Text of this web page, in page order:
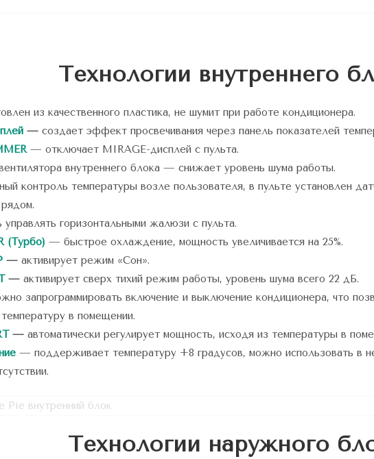
Технологии внутреннего
из качественного пластика, не шумит при работе кондиционера.
— создает эффект просвечивания через панель показателей
— отключает MIRAGE-дисплей с пульта.
внутреннего блока — снижает уровень шума работы.
контроль температуры возле пользователя, в пульте установлен
горизонтальными жалюзи с пульта.
(Турбо) — быстрое охлаждение, мощность увеличивается на 25%.
— активирует режим «Сон».
— активирует сверх тихий режим работы, уровень шума всего 22 дБ.
запрограммировать включение и выключение кондиционера, что
в помещении.
— автоматически регулирует мощность, исходя из температуры в
— поддерживает температуру +8 градусов, можно использовать в
Технологии наружного